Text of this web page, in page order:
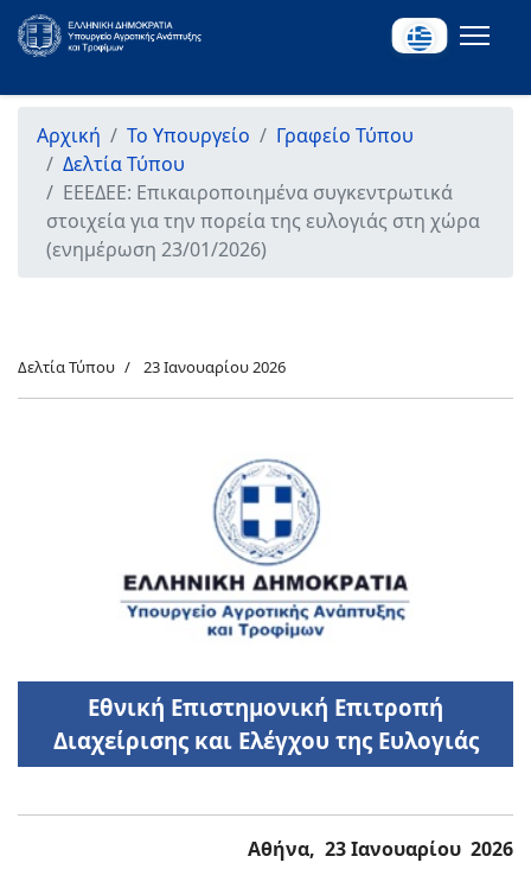
Αρχική Το Υπουργείο
Γραφείο Τύπου
Δελτία Τύπου
ΕΕΕΔΕΕ: Επικαιροποιημένα συγκεντρωτικά
στοιχεία για την πορεία της ευλογιάς στη χώρα
(ενημέρωση 23/01/2026)
Δελτία Τύπου 23 Ιανουαρίου 2026
Εθνική Επιστημονική Επιτροπή
Διαχείρισης και Ελέγχου της Ευλογιάς
Αθήνα, 23 Ιανουαρίου 2026